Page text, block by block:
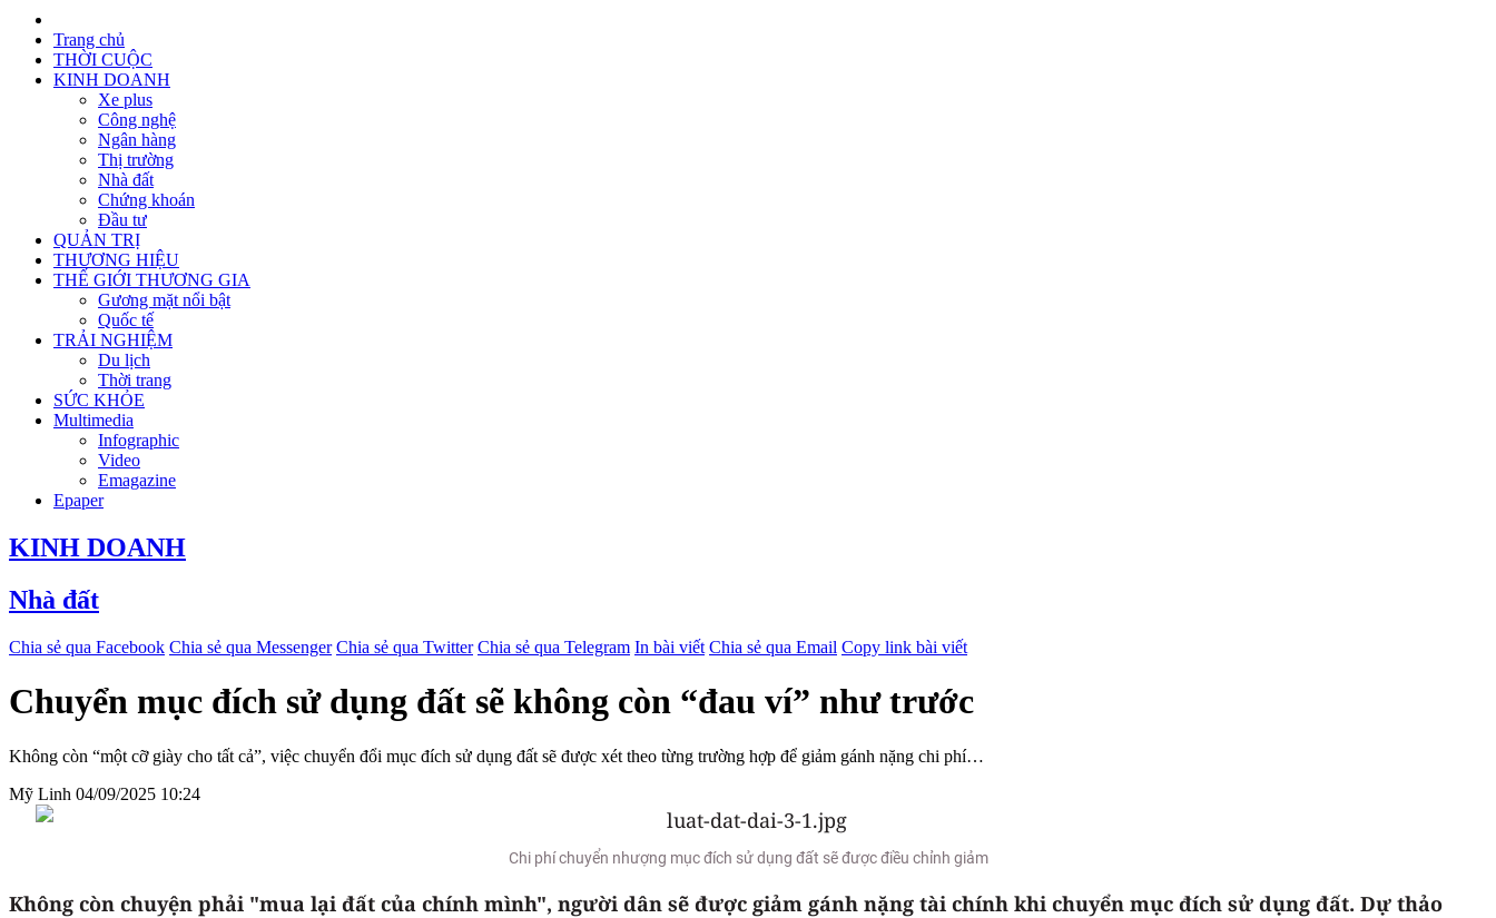
Trang chủ
THỜI CUỘC
KINH DOANH
Xe plus
Công nghệ
Ngân hàng
Thị trường
Nhà đất
Chứng khoán
Đầu tư
QUẢN TRỊ
THƯƠNG HIỆU
THẾ GIỚI THƯƠNG GIA
Gương mặt nổi bật
Quốc tế
TRẢI NGHIỆM
Du lịch
Thời trang
SỨC KHỎE
Multimedia
Infographic
Video
Emagazine
Epaper
KINH DOANH
Nhà đất
Chia sẻ qua Facebook Chia sẻ qua Messenger Chia sẻ qua Twitter Chia sẻ qua Telegram In bài viết Chia sẻ qua Email Copy link bài viết
Chuyển mục đích sử dụng đất sẽ không còn “đau ví” như trước
Không còn “một cỡ giày cho tất cả”, việc chuyển đổi mục đích sử dụng đất sẽ được xét theo từng trường hợp để giảm gánh nặng chi phí…
Mỹ Linh 04/09/2025 10:24
Chi phí chuyển nhượng mục đích sử dụng đất sẽ được điều chỉnh giảm
Không còn chuyện phải "mua lại đất của chính mình", người dân sẽ được giảm gánh nặng tài chính khi chuyển mục đích sử dụng đất. Dự thảo